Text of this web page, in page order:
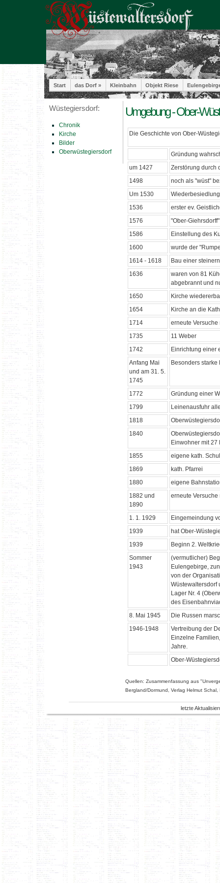
Start das Dorf » Kleinbahn Objekt Riese
Wüstegiersdorf:
Chronik
Kirche
Bilder
Oberwüstegiersdorf
Umgebung - Ober-
Die Geschichte von Ober-
Gründung
um 1427
Zerstörung durch
1498
noch als "wüst"
Um 1530
1536
erster ev.
1576
"Ober-
1586
Einstellung des
1600
wurde der
1614 - 1618
Bau einer
1636
waren von 81
abgebrannt und
1650
Kirche
1654
Kirche an die
1714
erneute
1735
11 Weber
1742
Einrichtung einer
Anfang Mai
und am 31. 5.
1745
Besonders
1772
Gründung einer
1799
Leinenausfuhr
1818
1840
Einwohner mit
1855
eigene kath.
1869
kath. Pfarrei
1880
eigene
1882 und
1890
erneute
1. 1. 1929
Eingemeindung
1939
hat Ober-
1939
Beginn 2.
Sommer
1943
(vermutlicher)
Eulengebirge,
von der
Wüstewaltersdorf
Lager Nr. 4
des
8. Mai 1945
Die Russen
1946-1948
Vertreibung der
Einzelne
Jahre.
Ober-
Quellen: Zusammenfassung aus
Bergland/Dormund, Verlag Helmut
letzte